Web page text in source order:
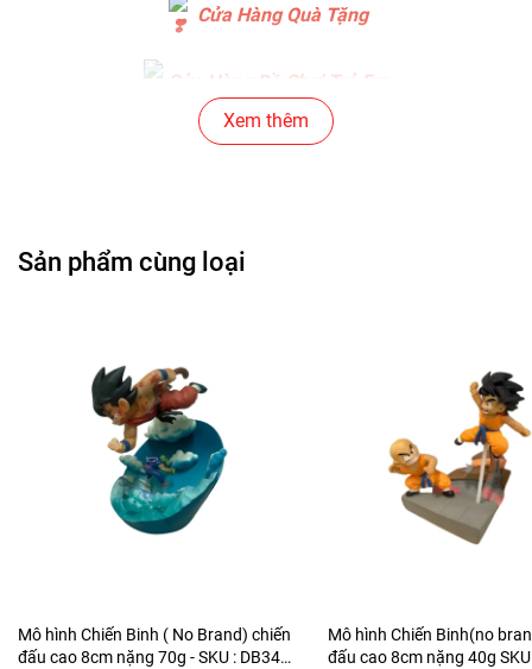
Cửa Hàng Quà Tặng
Cửa Hàng Đồ Chơi Trẻ Em
Cửa Hàng Bánh Sinh Nhật
Cửa Hàng Văn Phòng Phẩm
Cửa Hàng Bán Phụ Kiện Điện Thoại
Cửa Hàng Phụ Kiện Ô Tô ( Sản Phẩm Mô Hình Lắc Đầu
- Mô Hình Giá Xưởng
Xem thêm
Sản phẩm cùng loại
Mô hình Chiến Binh ( No Brand) chiến
đấu cao 8cm nặng 70g - SKU : DB340
Mô hình Chiến Binh(no
đấu cao 8cm nặng 40g